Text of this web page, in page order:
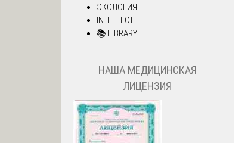
ЭКОЛОГИЯ
INTELLECT
📚 LIBRARY
НАША МЕДИЦИНСКАЯ
ЛИЦЕНЗИЯ